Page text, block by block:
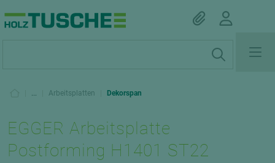
... Arbeitsplatten Dekorspan
EGGER Arbeitsplatte
Postforming H1401 ST22